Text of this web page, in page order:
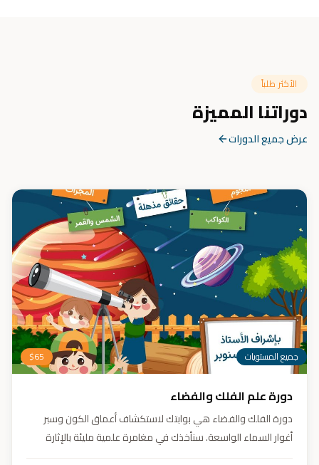
الأكثر طلباً
دوراتنا المميزة
عرض جميع الدورات
جميع المستويات $65
دورة علم الفلك والفضاء
دورة الفلك والفضاء هي بوابتك لاستكشاف أعماق الكون وسبر
أغوار السماء الواسعة. سنأخذك في مغامرة علمية مليئة بالإثارة